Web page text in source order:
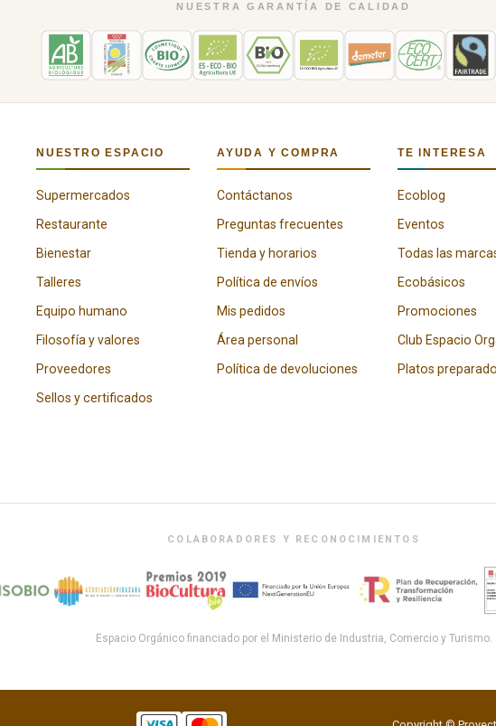
NUESTRA GARANTÍA DE CALIDAD
NUESTRO ESPACIO
Supermercados
Restaurante
Bienestar
Talleres
Equipo humano
Filosofía y valores
Proveedores
Sellos y certificados
AYUDA Y COMPRA
Contáctanos
Preguntas frecuentes
Tienda y horarios
Política de envíos
Mis pedidos
Área personal
Política de devoluciones
TE INTERESA
Ecoblog
Eventos
Todas las
Ecobásicos
Promociones
Club Espacio
Platos
COLABORADORES Y RECONOCIMIENTOS
Espacio Orgánico financiado por el Ministerio de Industria, Comercio y Turismo.